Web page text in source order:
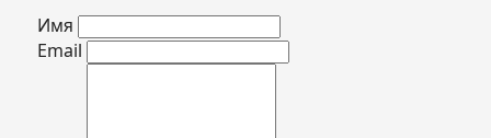
Имя
Email